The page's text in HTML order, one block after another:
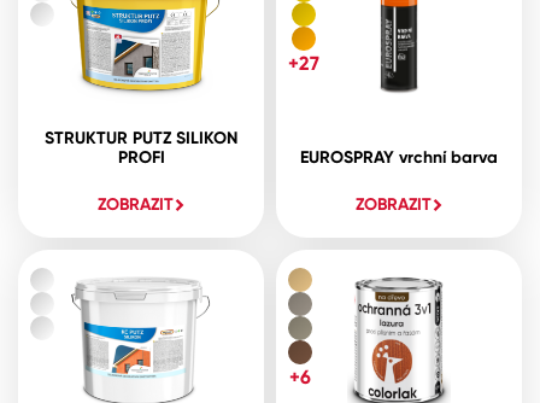
STRUKTUR PUTZ SILIKON
PROFI
ZOBRAZIT
EUROSPRAY vrchní barva
ZOBRAZIT
+27
+6